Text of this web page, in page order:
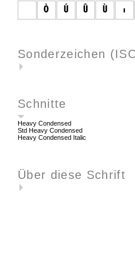
Sonderzeichen
Schnitte
Heavy Condensed
Std Heavy Condensed
Heavy Condensed Italic
Über diese Schrift